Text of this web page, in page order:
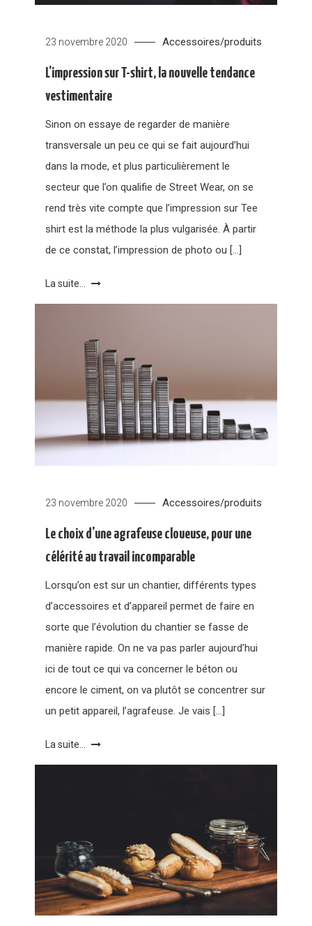
23 novembre 2020 Accessoires/produits
L’impression sur T-shirt, la nouvelle tendance
vestimentaire
Sinon on essaye de regarder de manière
transversale un peu ce qui se fait aujourd’hui
dans la mode, et plus particulièrement le
secteur que l’on qualifie de Street Wear, on se
rend très vite compte que l’impression sur Tee
shirt est la méthode la plus vulgarisée. À partir
de ce constat, l’impression de photo ou […]
La suite...
23 novembre 2020 Accessoires/produits
Le choix d’une agrafeuse cloueuse, pour une
célérité au travail incomparable
Lorsqu’on est sur un chantier, différents types
d’accessoires et d’appareil permet de faire en
sorte que l’évolution du chantier se fasse de
manière rapide. On ne va pas parler aujourd’hui
ici de tout ce qui va concerner le béton ou
encore le ciment, on va plutôt se concentrer sur
un petit appareil, l’agrafeuse. Je vais […]
La suite...